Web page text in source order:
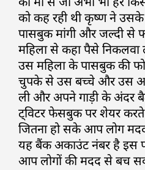
को कह रही थी कृष्ण ने उसके
पासबुक मांगी और जल्दी से
महिला से कहा पैसे
उस महिला के पासबुक की
चुपके से उस बच्चे और उस
ली और अपने गाड़ी के अंदर
ट्विटर फेसबुक पर शेयर
जितना हो सके आप लोग
यह बैंक अकाउंट नंबर है इस
आप लोगों की मदद से बच